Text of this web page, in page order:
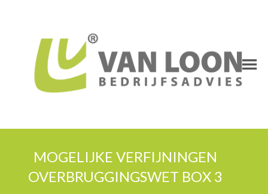
MOGELIJKE VERFIJNINGEN
OVERBRUGGINGSWET BOX 3